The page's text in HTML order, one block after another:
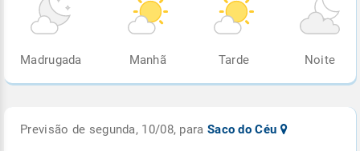
Madrugada Manhã Tarde Noite
Previsão de segunda, 10/08, para Saco do Céu